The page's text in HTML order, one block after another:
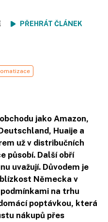
PŘEHRÁT ČLÁNEK
jako Amazon,
Huaije a
už v distribučních
působí. Další obří
uvažují. Důvodem je
Německa v
na trhu
poptávkou, která
nákupů přes